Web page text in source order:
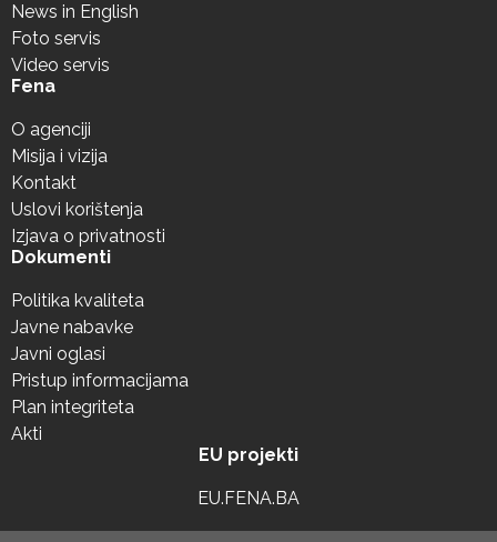
News in English
Foto servis
Video servis
Fena
O agenciji
Misija i vizija
Kontakt
Uslovi korištenja
Izjava o privatnosti
Dokumenti
Politika kvaliteta
Javne nabavke
Javni oglasi
Pristup informacijama
Plan integriteta
Akti
EU projekti
EU.FENA.BA